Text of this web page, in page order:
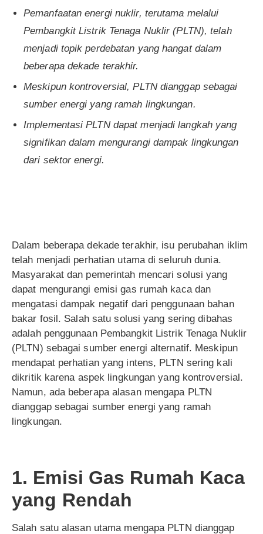
Pemanfaatan energi nuklir, terutama melalui
Pembangkit Listrik Tenaga Nuklir (PLTN), telah
menjadi topik perdebatan yang hangat dalam
beberapa dekade terakhir.
Meskipun kontroversial, PLTN dianggap sebagai
sumber energi yang ramah lingkungan.
Implementasi PLTN dapat menjadi langkah yang
signifikan dalam mengurangi dampak lingkungan
dari sektor energi.
Dalam beberapa dekade terakhir, isu perubahan iklim
telah menjadi perhatian utama di seluruh dunia.
Masyarakat dan pemerintah mencari solusi yang
dapat mengurangi emisi gas rumah kaca dan
mengatasi dampak negatif dari penggunaan bahan
bakar fosil. Salah satu solusi yang sering dibahas
adalah penggunaan Pembangkit Listrik Tenaga Nuklir
(PLTN) sebagai sumber energi alternatif. Meskipun
mendapat perhatian yang intens, PLTN sering kali
dikritik karena aspek lingkungan yang kontroversial.
Namun, ada beberapa alasan mengapa PLTN
dianggap sebagai sumber energi yang ramah
lingkungan.
1. Emisi Gas Rumah Kaca
yang Rendah
Salah satu alasan utama mengapa PLTN dianggap